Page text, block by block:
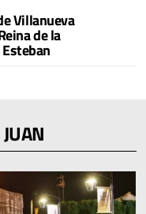
Villanueva
de la